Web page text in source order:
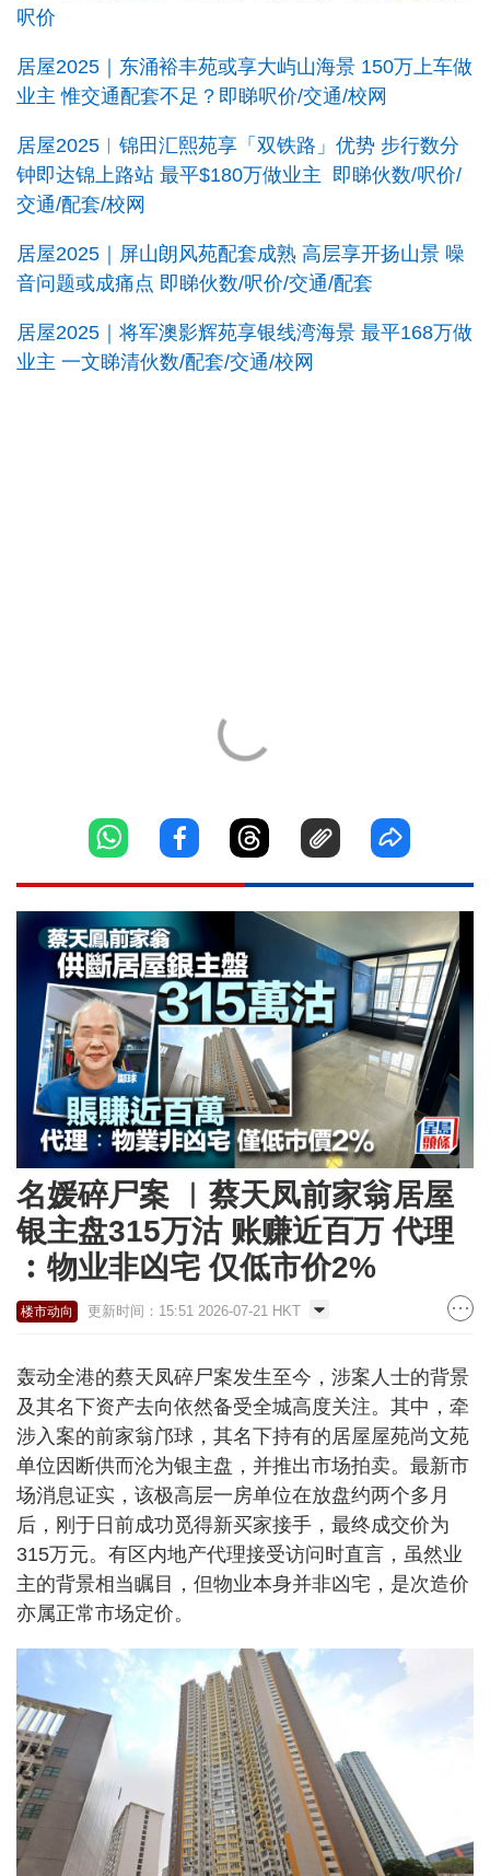
呎价
居屋2025｜东涌裕丰苑或享大屿山海景 150万上车做
业主 惟交通配套不足？即睇呎价/交通/校网
居屋2025︱锦田汇熙苑享「双铁路」优势 步行数分
钟即达锦上路站 最平$180万做业主 即睇伙数/呎价/
交通/配套/校网
居屋2025｜屏山朗风苑配套成熟 高层享开扬山景 噪
音问题或成痛点 即睇伙数/呎价/交通/配套
居屋2025｜将军澳影辉苑享银线湾海景 最平168万做
业主 一文睇清伙数/配套/交通/校网
名媛碎尸案 ︳蔡天凤前家翁居屋
银主盘315万沽 账赚近百万 代理
︰物业非凶宅 仅低市价2%
楼市动向 更新时间：15:51 2026-07-21 HKT
轰动全港的蔡天凤碎尸案发生至今，涉案人士的背景
及其名下资产去向依然备受全城高度关注。其中，牵
涉入案的前家翁邝球，其名下持有的居屋屋苑尚文苑
单位因断供而沦为银主盘，并推出市场拍卖。最新市
场消息证实，该极高层一房单位在放盘约两个多月
后，刚于日前成功觅得新买家接手，最终成交价为
315万元。有区内地产代理接受访问时直言，虽然业
主的背景相当瞩目，但物业本身并非凶宅，是次造价
亦属正常市场定价。